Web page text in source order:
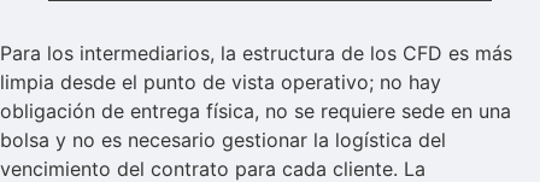
Para los intermediarios, la estructura de los CFD es más
limpia desde el punto de vista operativo; no hay
obligación de entrega física, no se requiere sede en una
bolsa y no es necesario gestionar la logística del
vencimiento del contrato para cada cliente. La